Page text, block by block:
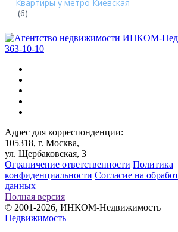
Квартиры у метро Киевская
(6)
363-10-10
Адрес для корреспонденции:
105318, г. Москва,
ул. Щербаковская, 3
Ограничение ответственности Политика
конфиденциальности Согласие на
данных
Полная версия
© 2001-2026, ИНКОМ-Недвижимость
Недвижимость